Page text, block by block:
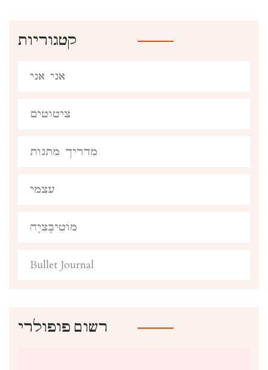
קטגוריות
אני אני
ציטוטים
מדריך מתנות
עצמי
מוֹטִיבָצִיָה
Bullet Journal
רשום פופולרי